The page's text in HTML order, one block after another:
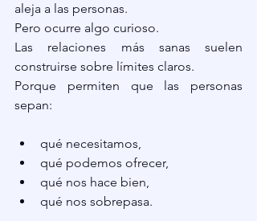
aleja a las personas.
Pero ocurre algo curioso.
Las relaciones más sanas suelen
construirse sobre límites claros.
Porque permiten que las personas
sepan:
qué necesitamos,
qué podemos ofrecer,
qué nos hace bien,
qué nos sobrepasa.